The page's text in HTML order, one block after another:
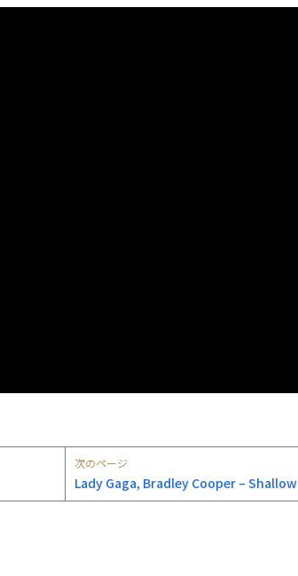
次のページ
Lady Gaga, Bradley Cooper – Shallow